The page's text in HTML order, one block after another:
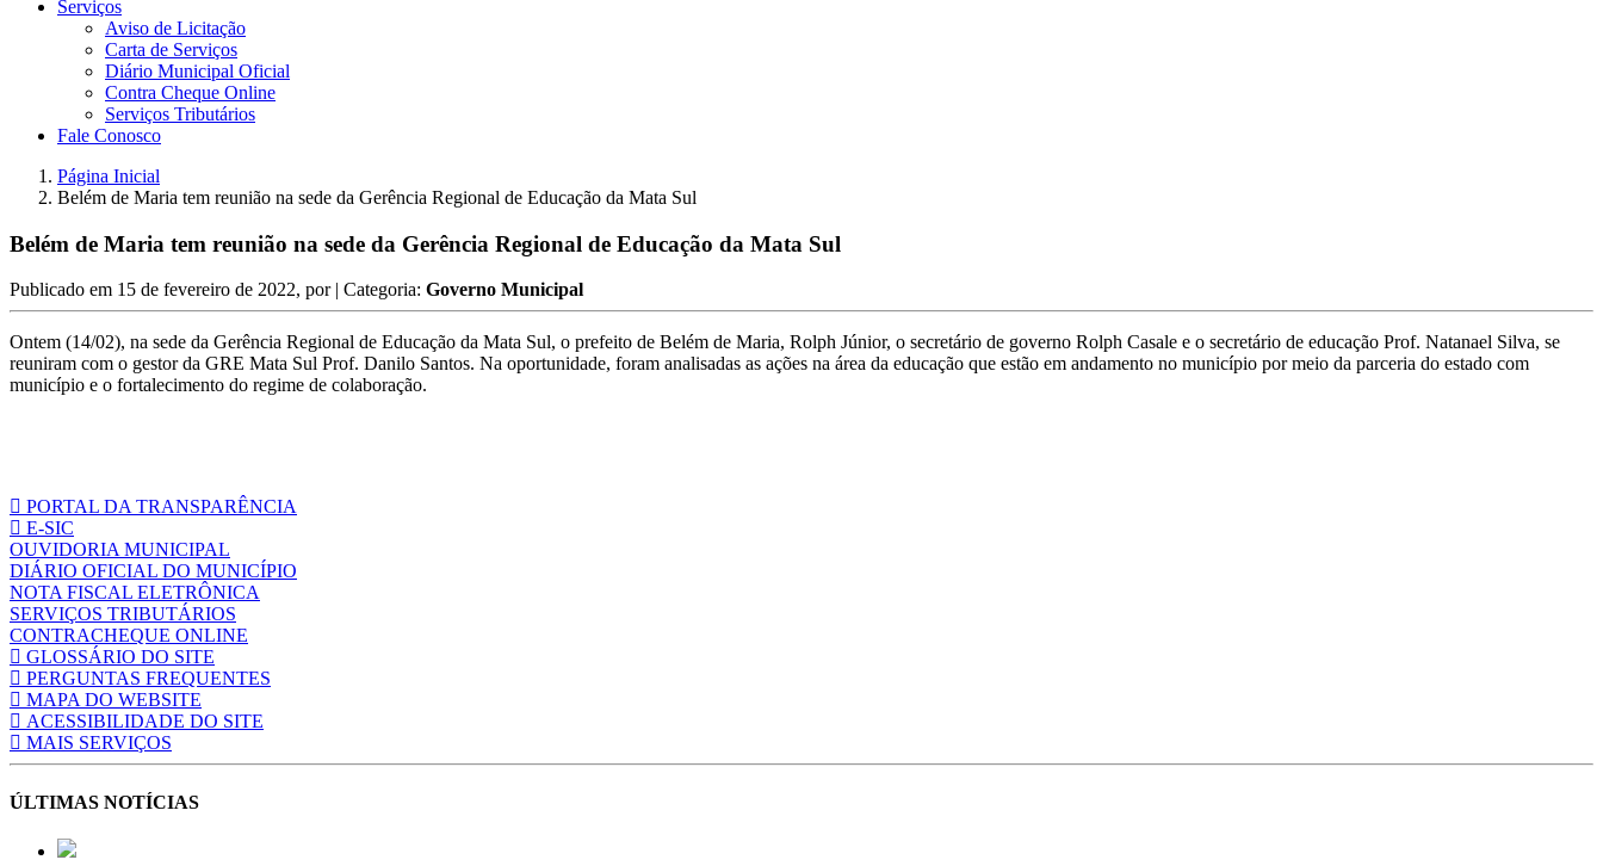
Serviços
Aviso de Licitação
Carta de Serviços
Diário Municipal Oficial
Contra Cheque Online
Serviços Tributários
Fale Conosco
Página Inicial
Belém de Maria tem reunião na sede da Gerência Regional de Educação da Mata Sul
Belém de Maria tem reunião na sede da Gerência Regional de Educação da Mata Sul
Publicado em 15 de fevereiro de 2022, por | Categoria: Governo Municipal
Ontem (14/02), na sede da Gerência Regional de Educação da Mata Sul, o prefeito de Belém de Maria, Rolph Júnior, o secretário de governo Rolph Casale e o secretário de educação Prof. Natanael Silva, se
reuniram com o gestor da GRE Mata Sul Prof. Danilo Santos. Na oportunidade, foram analisadas as ações na área da educação que estão em andamento no município por meio da parceria do estado com
município e o fortalecimento do regime de colaboração.
PORTAL DA TRANSPARÊNCIA
E-SIC
OUVIDORIA MUNICIPAL
DIÁRIO OFICIAL DO MUNICÍPIO
NOTA FISCAL ELETRÔNICA
SERVIÇOS TRIBUTÁRIOS
CONTRACHEQUE ONLINE
GLOSSÁRIO DO SITE
PERGUNTAS FREQUENTES
MAPA DO WEBSITE
ACESSIBILIDADE DO SITE
MAIS SERVIÇOS
ÚLTIMAS NOTÍCIAS